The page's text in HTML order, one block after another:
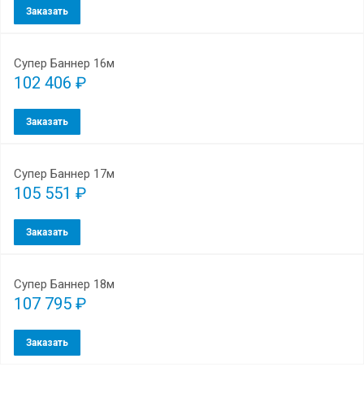
Заказать
Супер Баннер 16м
102 406 ₽
Заказать
Супер Баннер 17м
105 551 ₽
Заказать
Супер Баннер 18м
107 795 ₽
Заказать